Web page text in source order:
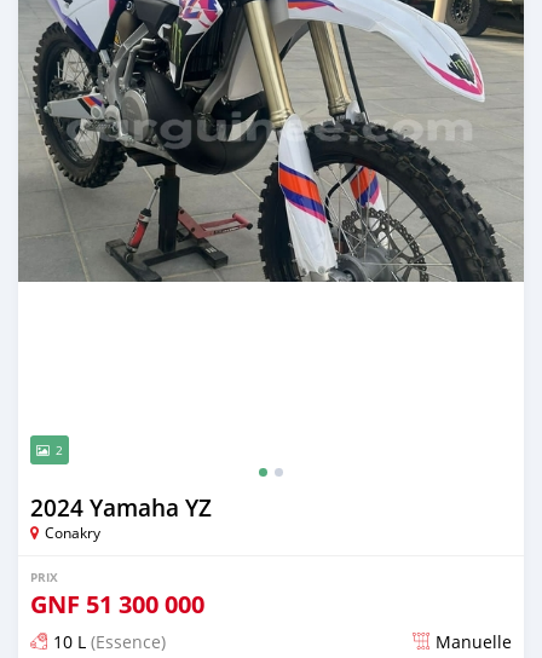
2
2024 Yamaha YZ
Conakry
PRIX
GNF 51 300 000
10 L (Essence) Manuelle